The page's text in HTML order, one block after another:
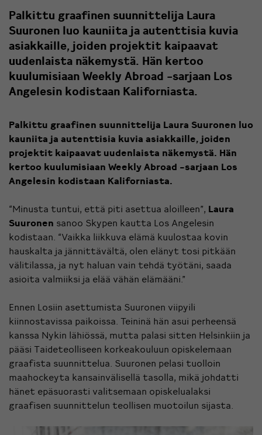
Palkittu graafinen suunnittelija Laura
Suuronen luo kauniita ja autenttisia kuvia
asiakkaille, joiden projektit kaipaavat
uudenlaista näkemystä. Hän kertoo
kuulumisiaan Weekly Abroad -sarjaan Los
Angelesin kodistaan Kaliforniasta.
Palkittu graafinen suunnittelija Laura Suuronen luo
kauniita ja autenttisia kuvia asiakkaille, joiden
projektit kaipaavat uudenlaista näkemystä. Hän
kertoo kuulumisiaan Weekly Abroad -sarjaan Los
Angelesin kodistaan Kaliforniasta.
“Minusta tuntui, että piti asettua aloilleen”, Laura
Suuronen sanoo Skypen kautta Los Angelesin
kodistaan. “Vaikka liikkuva elämä kuulostaa kovin
hauskalta ja jännittävältä, olen elänyt tosi pitkään
välitilassa, ja nyt haluan vain tehdä työtäni, saada
asioita valmiiksi ja elää vähän elämääni.”
Ennen Losiin asettumista Suuronen viipyili
kiinnostavissa paikoissa. Teininä hän asui perheensä
kanssa Nykin lähiössä, mutta palasi sitten Helsinkiin ja
pääsi Taideteolliseen korkeakouluun opiskelemaan
graafista suunnittelua. Suuronen pelasi tuolloin
maahockeyta kansainvälisellä tasolla, mikä johdatti
hänet epäsuorasti valitsemaan opiskelualaksi
graafisen suunnittelun teollisen muotoilun sijasta.